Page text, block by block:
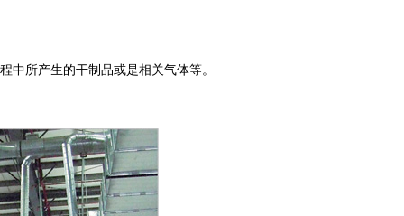
中所产生的干制品或是相关气体等。